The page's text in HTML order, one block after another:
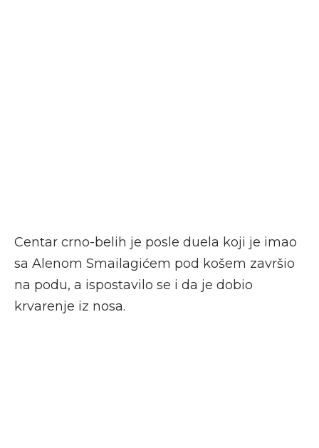
Centar crno-belih je posle duela koji je imao
sa Alenom Smailagićem pod košem završio
na podu, a ispostavilo se i da je dobio
krvarenje iz nosa.